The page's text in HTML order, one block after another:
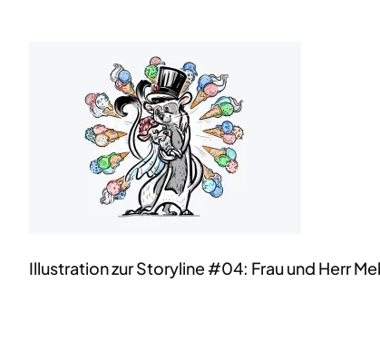
Illustration zur Storyline #04: Frau und Herr